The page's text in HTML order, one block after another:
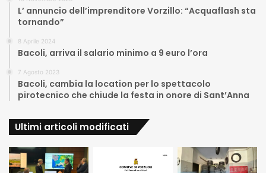
L’ annuncio dell’imprenditore Vorzillo: “Acquaflash sta
tornando”
8 Aprile 2024
Bacoli, arriva il salario minimo a 9 euro l’ora
7 Agosto 2023
Bacoli, cambia la location per lo spettacolo
pirotecnico che chiude la festa in onore di Sant’Anna
Ultimi articoli modificati